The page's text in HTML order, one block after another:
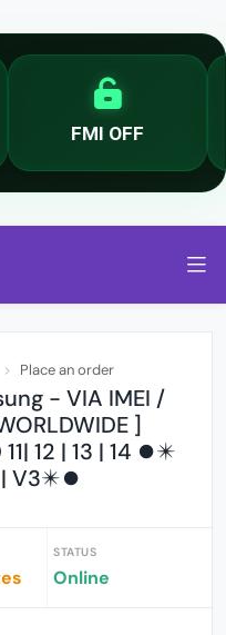
FMI OFF
Place an order
- VIA IMEI /
]
12 | 13 | 14 ⏺✴️
| V3✴️⏺
STATUS
Online